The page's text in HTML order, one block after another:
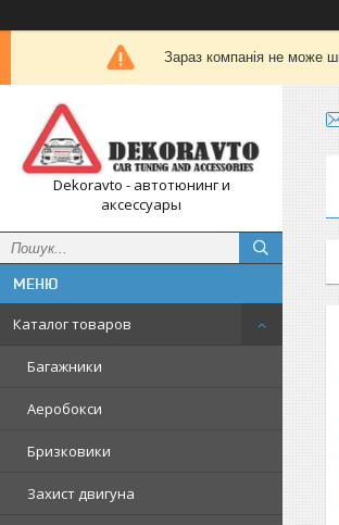
Зараз компанія не може
Dekoravto - автотюнинг и
аксессуары
Каталог товаров
Багажники
Аеробокси
Бризковики
Захист двигуна